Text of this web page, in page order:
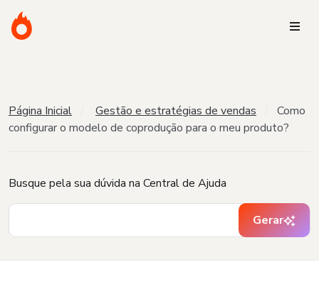
Página Inicial Gestão e estratégias de vendas
Como
configurar o modelo de coprodução para o meu produto?
Busque pela sua dúvida na Central de Ajuda
Gerar